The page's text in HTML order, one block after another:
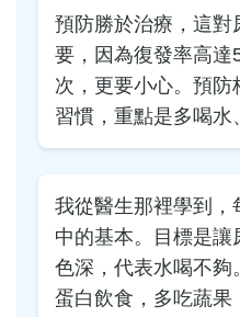
預防勝於治療，這對
要，因為復發率高達
次，更要小心。預
習慣，重點是多喝水
我從醫生那裡學到，
中的基本。目標是
色深，代表水喝不夠
蛋白飲食，多吃蔬